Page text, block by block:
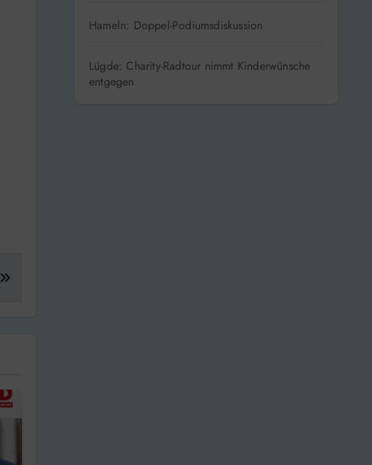
Hameln: Doppel-Podiumsdiskussion
Lügde: Charity-Radtour nimmt Kinderwünsche
entgegen